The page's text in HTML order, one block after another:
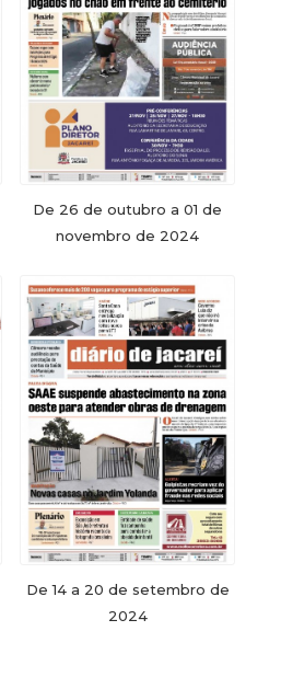
De 26 de outubro a 01 de
novembro de 2024
De 14 a 20 de setembro de
2024